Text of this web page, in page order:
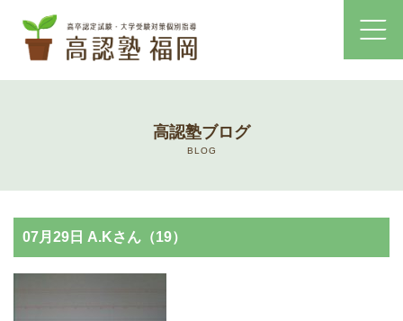
高認塾のご案内
高認塾ブログ
BLOG
07月29日 A.Kさん（19）